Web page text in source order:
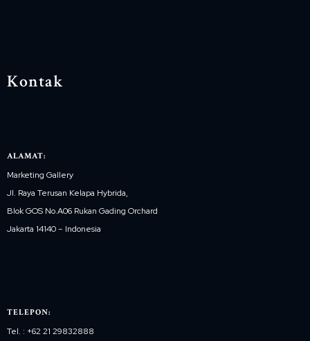
Kontak
ALAMAT:
Marketing Gallery
Jl. Raya Terusan Kelapa Hybrida,
Blok GOS No.A06 Rukan Gading Orchard
Jakarta 14140 – Indonesia
TELEPON:
Tel. : +62 21 29832888